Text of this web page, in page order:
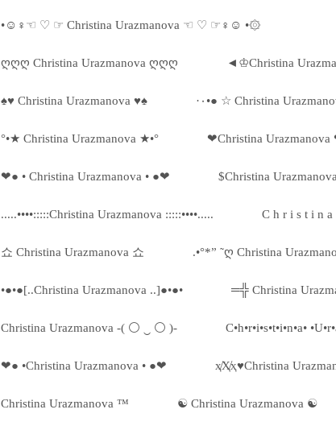
•☺♀☜ ♡ ☞ Christina Urazmanova ☜ ♡ ☞♀☺ •۞
ღღღ Christina Urazmanova ღღღ ◄♔Christina
♠♥ Christina Urazmanova ♥♠
°•★ Christina Urazmanova ★•° ❤Christina
❤● • Christina Urazmanova • ●❤ $Christina
.....••••:::::Christina Urazmanova :::::••••..... C h r i s t i n
쇼 Christina Urazmanova 쇼 .•°*” ˜ღ Christina
•●•●[..Christina Urazmanova ..]●•●• ═╬ Christina
Christina Urazmanova -( ⚪ ‿ ⚪ )- C•h•r•i•s•t•i•n•a•
❤● •Christina Urazmanova • ●❤ ҳ̸Ҳ̸ҳ♥Christina
Christina Urazmanova ™ ☯ Christina Urazmanova ☯